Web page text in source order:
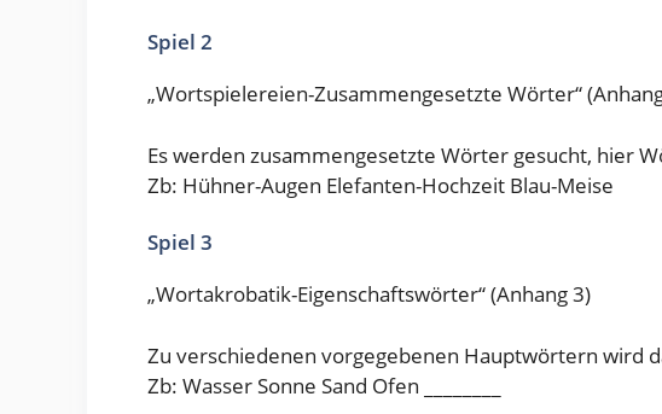
Spiel 2
„Wortspielereien-Zusammengesetzte Wörter“
Es werden zusammengesetzte Wörter gesucht, hier
Zb: Hühner-Augen Elefanten-Hochzeit Blau-Meise
Spiel 3
„Wortakrobatik-Eigenschaftswörter“ (Anhang 3)
Zu verschiedenen vorgegebenen Hauptwörtern wird
Zb: Wasser Sonne Sand Ofen ________